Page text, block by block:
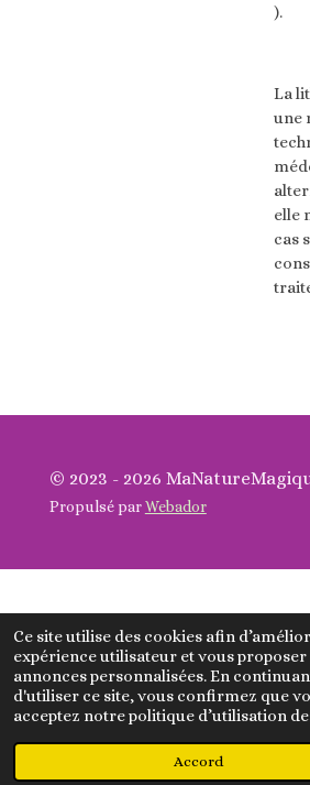
Ce site utilise des cookies afin
expérience utilisateur et vous proposer
annonces personnalisées. En
d'utiliser ce site, vous confirmez que
acceptez notre politique d’utilisation
Accord
).
La
une
elle
cas
© 2023 - 2026
Propulsé parWebador